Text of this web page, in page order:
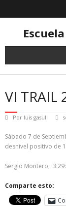
VI TRAIL
Por luis gasull
Sábado 7 de
desnivel positivo de
Sergio Montero,
Comparte esto: